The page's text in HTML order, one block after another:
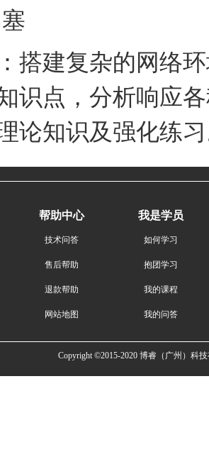
搭建复杂的网络
识点，分析响应
论知识及强化练
帮助中心
技术问答
售后帮助
退款帮助
网站地图
我是学员
如何学习
抱团学习
我的课程
我的问答
Copyright ©2015-2020 博睿（广州）科